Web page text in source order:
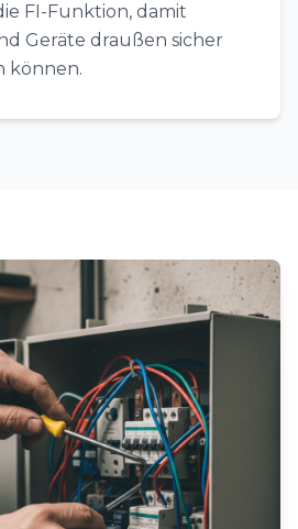
FI-Funktion, damit
Geräte draußen sicher
können.